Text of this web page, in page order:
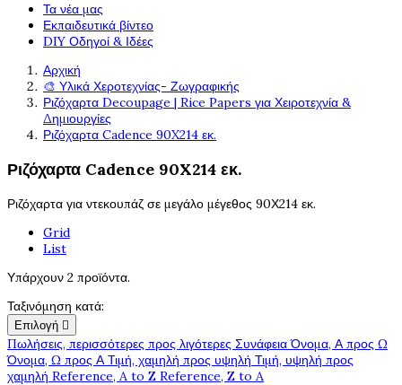
Τα νέα μας
Εκπαιδευτικά βίντεο
DIY Οδηγοί & Ιδέες
Αρχική
🎨 Υλικά Χεροτεχνίας- Ζωγραφικής
Ριζόχαρτα Decoupage | Rice Papers για Χειροτεχνία &
Δημιουργίες
Ριζόχαρτα Cadence 90X214 εκ.
Ριζόχαρτα Cadence 90X214 εκ.
Ριζόχαρτα για ντεκουπάζ σε μεγάλο μέγεθος 90Χ214 εκ.
Grid
List
Υπάρχουν 2 προϊόντα.
Ταξινόμηση κατά:
Επιλογή 
Πωλήσεις, περισσότερες προς λιγότερες ΣυνάφειαΌνομα, Α προς Ω
Όνομα, Ω προς ΑΤιμή, χαμηλή προς υψηλή Τιμή, υψηλή προς
χαμηλή Reference, A to Z Reference, Z to A